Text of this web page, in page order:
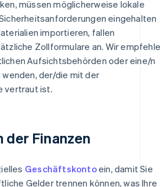
müssen möglicherweise lokale
eingehalten
importieren, fallen
Zollformulare an. Wir
Aufsichtsbehörden oder eine/n
der/die mit der
vertraut ist.
der Finanzen
Geschäftskontoein, damit Sie
Gelder trennen können, was Ihre